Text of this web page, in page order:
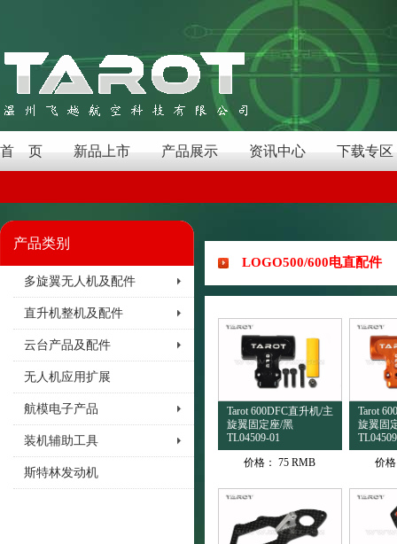
首 页 新品上市 产品展示 资讯中心 下载专区
产品类别
多旋翼无人机及配件
直升机整机及配件
云台产品及配件
无人机应用扩展
航模电子产品
装机辅助工具
斯特林发动机
LOGO500/600电直配件
Tarot 600DFC直升机/主
旋翼固定座/黑
TL04509-01
价格： 75 RMB
Tarot
旋翼固
价